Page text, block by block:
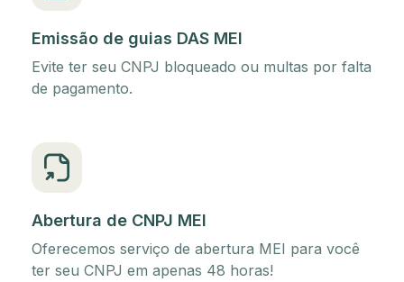
Emissão de guias DAS MEI
Evite ter seu CNPJ bloqueado ou multas por falta
de pagamento.
Abertura de CNPJ MEI
Oferecemos serviço de abertura MEI para você
ter seu CNPJ em apenas 48 horas!